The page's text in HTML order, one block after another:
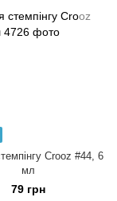
Crooz #44, 6
мл
79 грн